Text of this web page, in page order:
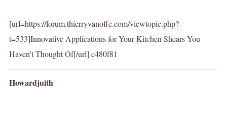
[url=https://forum.thierryvanoffe.com/viewtopic.php?
t=533]Innovative Applications for Your Kitchen Shears You
Haven't Thought Of[/url] c480f81
Howardjuith